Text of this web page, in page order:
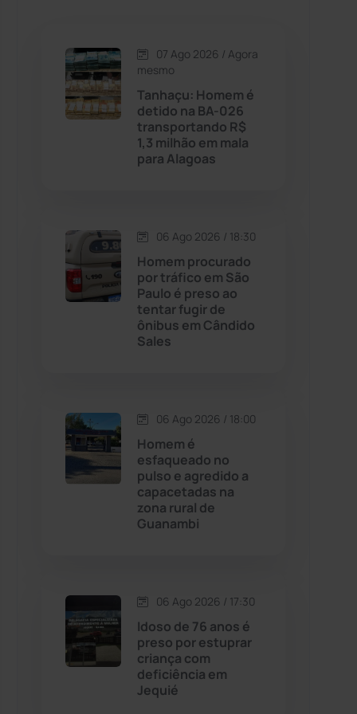
Caetité (1504)
Candiba (157)
Cândido Sales
Caturama
Chapada Diamantina
Cordeiros
Dom Basílio
Érico Cardoso
Esportes
07 Ago 2026 / Agora
mesmo
Tanhaçu: Homem é
detido na BA-026
transportando R$
1,3 milhão em mala
para Alagoas
06 Ago 2026 / 18:30
Homem procurado
por tráfico em São
Paulo é preso ao
tentar fugir de
ônibus em Cândido
Sales
06 Ago 2026 / 18:00
Homem é
esfaqueado no
pulso e agredido a
capacetadas na
zona rural de
Guanambi
06 Ago 2026 / 17:30
Idoso de 76 anos é
preso por estuprar
criança com
deficiência em
Jequié